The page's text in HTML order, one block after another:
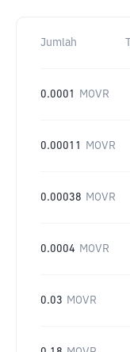
Jumlah
0.0001 MOVR
0.00011 MOVR
0.00038 MOVR
0.0004 MOVR
0.03 MOVR